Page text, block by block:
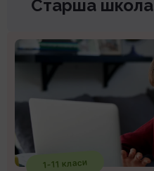
Старша школа
1-11 класи